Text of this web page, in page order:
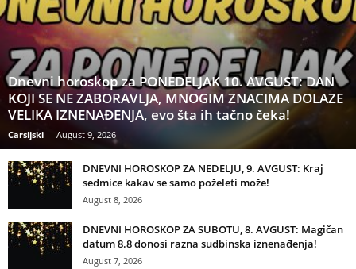
Dnevni horoskop za PONEDELJAK 10. AVGUST: DAN
KOJI SE NE ZABORAVLJA, MNOGIM ZNACIMA DOLAZE
VELIKA IZNENAĐENJA, evo šta ih tačno čeka!
Carsijski - August 9, 2026
DNEVNI HOROSKOP ZA NEDELJU, 9. AVGUST: Kraj
sedmice kakav se samo poželeti može!
August 8, 2026
DNEVNI HOROSKOP ZA SUBOTU, 8. AVGUST: Magičan
datum 8.8 donosi razna sudbinska iznenađenja!
August 7, 2026